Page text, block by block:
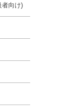
者向け)